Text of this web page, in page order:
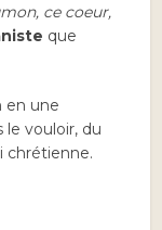
ce coeur,
que
en une
le vouloir, du
chrétienne.